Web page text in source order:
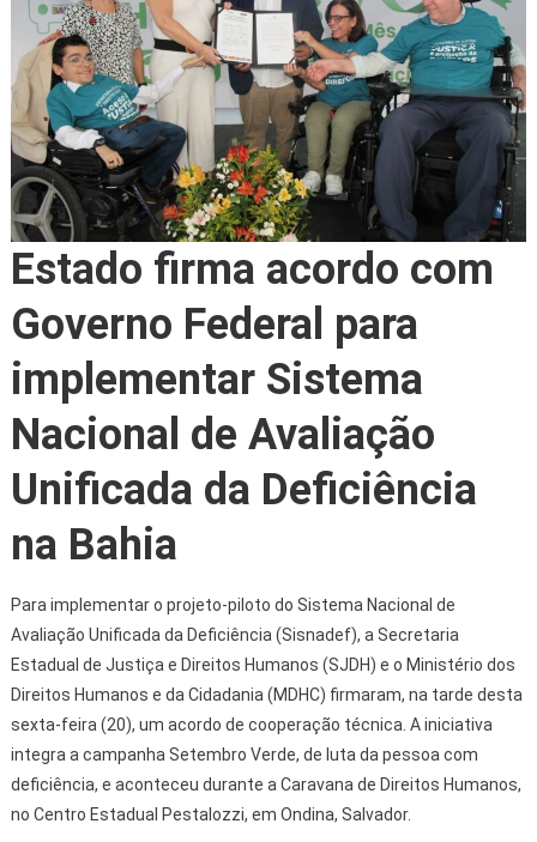
Estado firma acordo com
Governo Federal para
implementar Sistema
Nacional de Avaliação
Unificada da Deficiência
na Bahia
Para implementar o projeto-piloto do Sistema Nacional de
Avaliação Unificada da Deficiência (Sisnadef), a Secretaria
Estadual de Justiça e Direitos Humanos (SJDH) e o Ministério dos
Direitos Humanos e da Cidadania (MDHC) firmaram, na tarde desta
sexta-feira (20), um acordo de cooperação técnica. A iniciativa
integra a campanha Setembro Verde, de luta da pessoa com
deficiência, e aconteceu durante a Caravana de Direitos Humanos,
no Centro Estadual Pestalozzi, em Ondina, Salvador.